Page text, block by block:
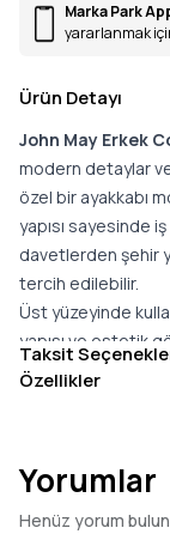
Marka Park
yararlanmak
Ürün Detayı
John May Erkek
modern detaylar
özel bir ayakkabı
yapısı sayesinde
davetlerden şehir
tercih edilebilir.
Üst yüzeyinde
yapısı ve estetik
ayakkabıya kaliteli
Faylon taban
sırasında ayağın
Taksit
Özellikler
Yorumlar
Henüz yorum